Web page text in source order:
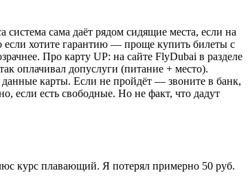
сама даёт рядом сидящие места, если на
хотите гарантию — проще купить билеты с
Про карту UP: на сайте FlyDubai в разделе
оплачивал допуслуги (питание + место).
карты. Если не пройдёт — звоните в банк,
если есть свободные. Но не факт, что дадут
курс плавающий. Я потерял примерно 50 руб.